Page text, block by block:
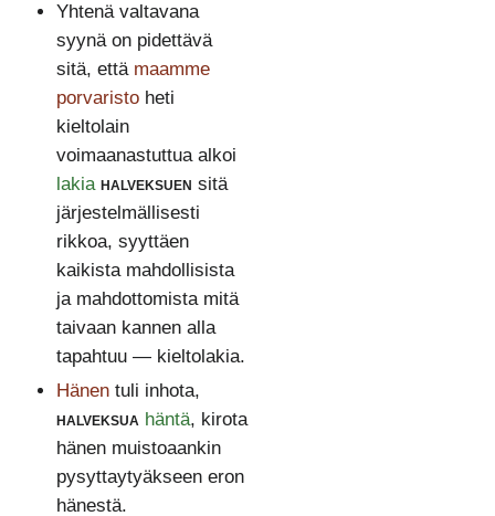
Yhtenä valtavana
syynä on pidettävä
sitä, että maamme
porvaristoheti
kieltolain
voimaanastuttua alkoi
lakia halveksuen sitä
järjestelmällisesti
rikkoa, syyttäen
kaikista mahdollisista
ja mahdottomista mitä
taivaan kannen alla
tapahtuu — kieltolakia.
Hänentuli inhota,
halveksua häntä, kirota
hänen muistoaankin
pysyttaytyäkseen eron
hänestä.